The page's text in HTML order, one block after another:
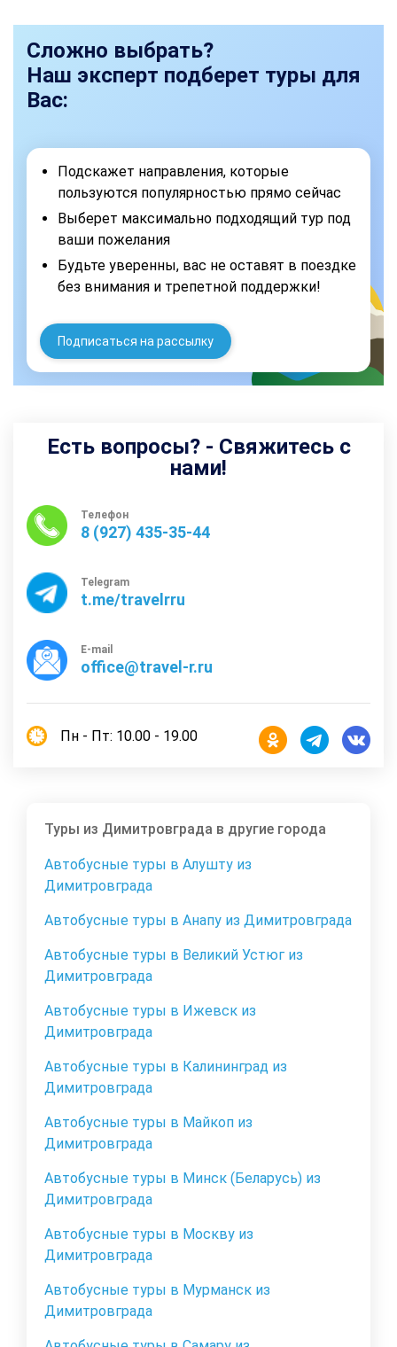
Сложно выбрать?
Наш эксперт подберет туры для
Вас:
Подскажет направления, которые
пользуются популярностью прямо сейчас
Выберет максимально подходящий тур под
ваши пожелания
Будьте уверенны, вас не оставят в поездке
без внимания и трепетной поддержки!
Подписаться на рассылку
Есть вопросы? - Свяжитесь с
нами!
Телефон
8 (927) 435-35-44
Telegram
t.me/travelrru
E-mail
office@travel-r.ru
Пн - Пт: 10.00 - 19.00
Туры из Димитровграда в другие города
Автобусные туры в Алушту из
Димитровграда
Автобусные туры в Анапу из Димитровграда
Автобусные туры в Великий Устюг из
Димитровграда
Автобусные туры в Ижевск из
Димитровграда
Автобусные туры в Калининград из
Димитровграда
Автобусные туры в Майкоп из
Димитровграда
Автобусные туры в Минск (Беларусь) из
Димитровграда
Автобусные туры в Москву из
Димитровграда
Автобусные туры в Мурманск из
Димитровграда